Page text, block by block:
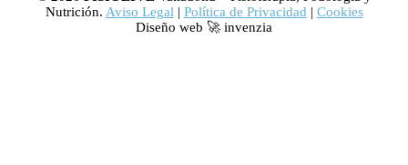
Nutrición. Aviso Legal | Política de Privacidad | Cookies
Diseño web 🚀 invenzia